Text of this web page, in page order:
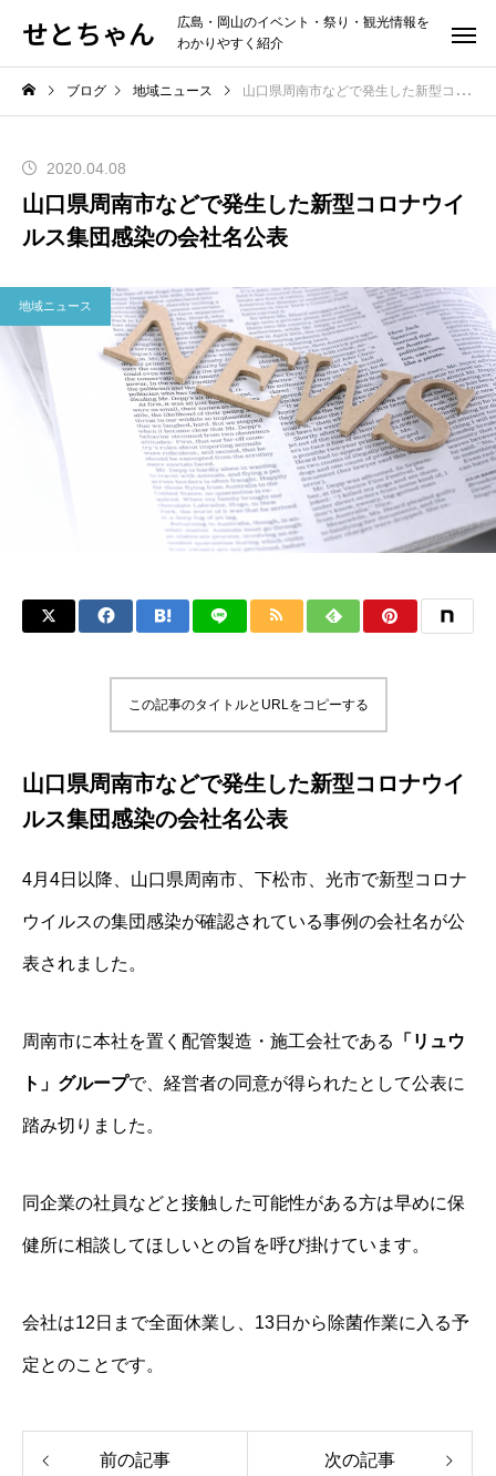
せとちゃん
広島・岡山のイベント・祭り・観光情報を
わかりやすく紹介
ブログ 地域ニュース 山口県周南市などで発生した新型コロナウイルス集団感染の会社名公表
2020.04.08
山口県周南市などで発生した新型コロナウイ
ルス集団感染の会社名公表
地域ニュース
この記事のタイトルとURLをコピーする
山口県周南市などで発生した新型コロナウイ
ルス集団感染の会社名公表
4月4日以降、山口県周南市、下松市、光市で新型コロナ
ウイルスの集団感染が確認されている事例の会社名が公
表されました。
周南市に本社を置く配管製造・施工会社である 「リュウ
ト」グループで、経営者の同意が得られたとして公表に
踏み切りました。
同企業の社員などと接触した可能性がある方は早めに保
健所に相談してほしいとの旨を呼び掛けています。
会社は12日まで全面休業し、13日から除菌作業に入る予
定とのことです。
前の記事 次の記事